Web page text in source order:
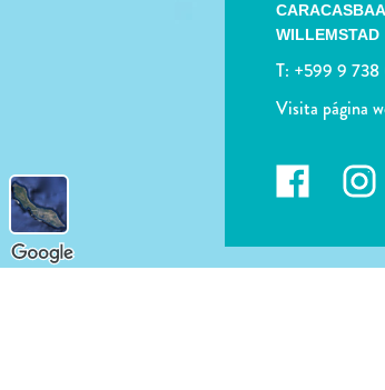
WILLEMSTAD
T: +599 9
Visita página